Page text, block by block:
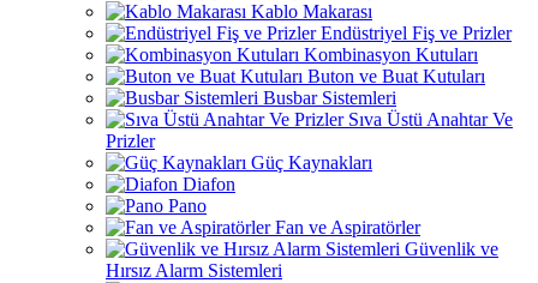
Kablo Makarası
Endüstriyel Fiş ve Prizler
Kombinasyon Kutuları
Buton ve Buat Kutuları
Busbar Sistemleri
Sıva Üstü Anahtar Ve
Prizler
Güç Kaynakları
Diafon
Pano
Fan ve Aspiratörler
Güvenlik ve
Hırsız Alarm Sistemleri